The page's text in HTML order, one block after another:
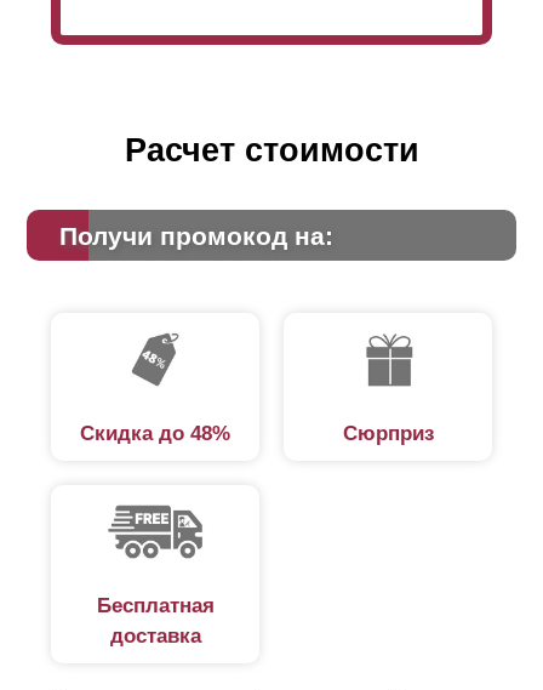
гарантирует полную скрытность со стороны улицы.
Расчет стоимости
Получи промокод на:
Скидка до 48% Сюрприз
Бесплатная
доставка